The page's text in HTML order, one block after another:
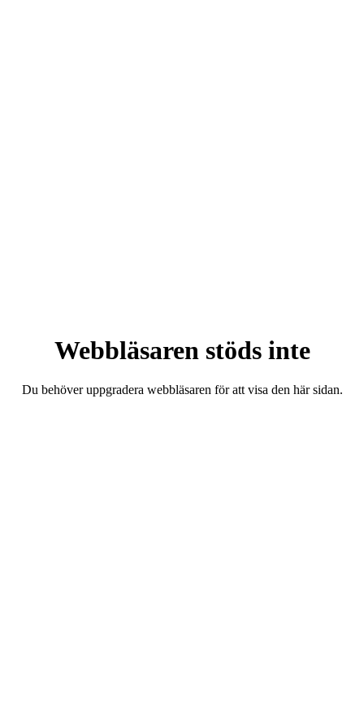
Webbläsaren stöds inte
Du behöver uppgradera webbläsaren för att visa den här sidan.